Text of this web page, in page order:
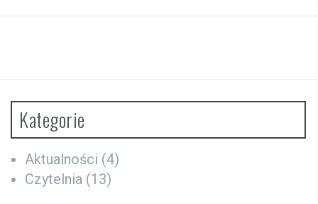
Kategorie
Aktualności (4)
Czytelnia (13)